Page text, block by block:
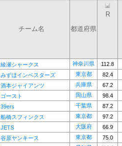
チーム名 都道府県
R
綾瀬シャークス 神奈川県
112.8
みずほインベスターズ 東京都
82.4
酒本ジャイアンツ 兵庫県
67.2
ゴースト 岡山県
98.4
39ers 千葉県
87.2
船橋スフィンクス 東京都
97.2
JETS 大阪府
66.9
谷原ヤンキース 東京都
75.0